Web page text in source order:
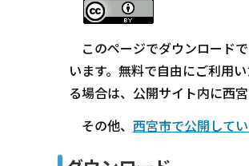
このページでダウンロード
います。無料で自由にご利用
る場合は、公開サイト内に西
その他、 西宮市で公開して